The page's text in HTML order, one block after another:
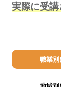
実際に受
職業別